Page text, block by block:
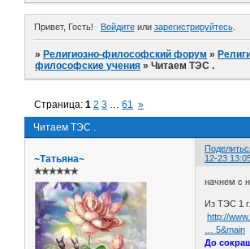
Привет, Гость! Войдитеили зарегистрируйтесь.
»Религиозно-философский форум »
философские учения »Читаем ТЭС .
Читаем ТЭС .
Страница:1 2 3 … 61 »
12-23
~Татьяна~
✯✯✯✯✯✯
начнем с
Из ТЭС 1
http://
… 5&main
До